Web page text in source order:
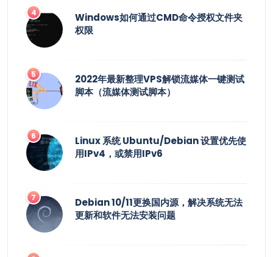
Windows如何通过CMD命令授权文件夹
权限
2022年最新整理VPS解锁流媒体一键测试
脚本（流媒体测试脚本）
Linux 系统 Ubuntu/Debian 设置优先使
用IPv4，或禁用IPv6
Debian 10/11更换国内源，解决系统无法
更新和软件无法安装问题